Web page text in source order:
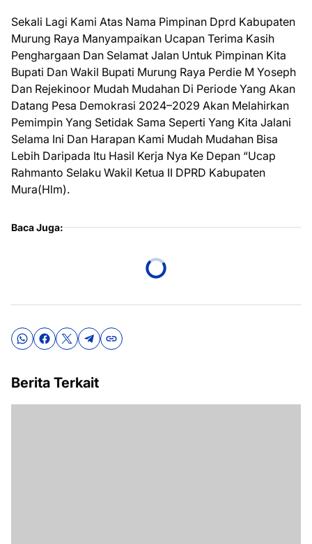
Sekali Lagi Kami Atas Nama Pimpinan Dprd Kabupaten
Murung Raya Manyampaikan Ucapan Terima Kasih
Penghargaan Dan Selamat Jalan Untuk Pimpinan Kita
Bupati Dan Wakil Bupati Murung Raya Perdie M Yoseph
Dan Rejekinoor Mudah Mudahan Di Periode Yang Akan
Datang Pesa Demokrasi 2024–2029 Akan Melahirkan
Pemimpin Yang Setidak Sama Seperti Yang Kita Jalani
Selama Ini Dan Harapan Kami Mudah Mudahan Bisa
Lebih Daripada Itu Hasil Kerja Nya Ke Depan “Ucap
Rahmanto Selaku Wakil Ketua II DPRD Kabupaten
Mura(Hlm).
Baca Juga:
Berita Terkait